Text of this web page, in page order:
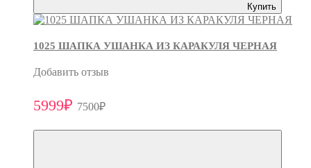
Купить
1025 ШАПКА УШАНКА ИЗ КАРАКУЛЯ ЧЕРНАЯ
Добавить отзыв
5999₽ 7500₽